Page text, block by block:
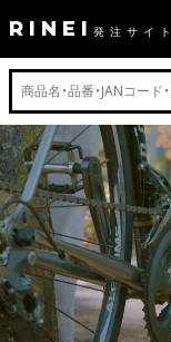
RINEI 発注サイト